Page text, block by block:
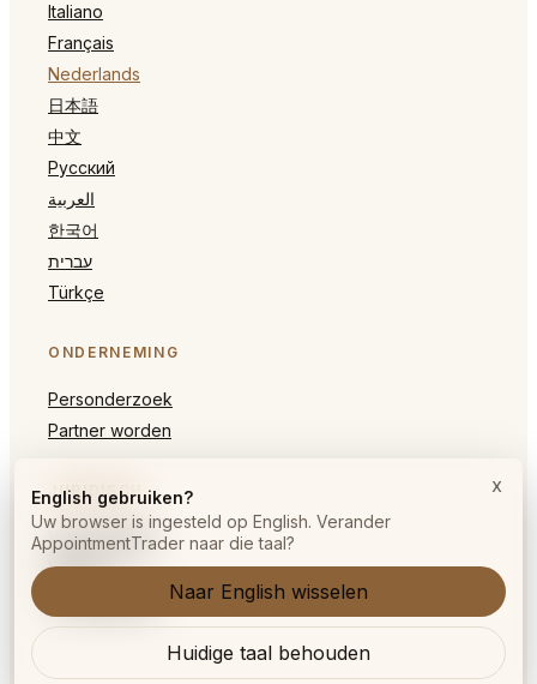
Italiano
Français
Nederlands
日本語
中文
Русский
العربية
한국어
עברית
Türkçe
ONDERNEMING
Personderzoek
Partner worden
JURIDISCH
Voorwaarden
Privacy
English gebruiken?
Uw browser is ingesteld op English. Verander
AppointmentTrader naar die taal?
Naar English wisselen
Huidige taal behouden
x